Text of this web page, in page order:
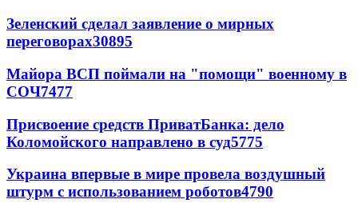
Зеленский сделал заявление о мирных
переговорах30895
Майора ВСП поймали на "помощи" военному в
СОЧ7477
Присвоение средств ПриватБанка: дело
Коломойского направлено в суд5775
Украина впервые в мире провела воздушный
штурм с использованием роботов4790